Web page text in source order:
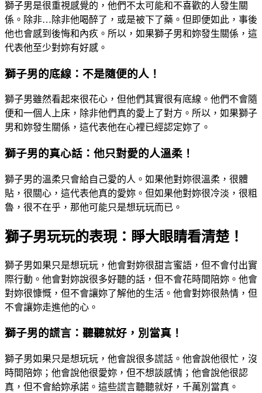
獅子男是很重視感覺的，他們不太可能和不喜歡的人發生關
係。除非…除非他喝醉了，或是被下了藥。但即便如此，事後
他也會感到後悔和內疚。所以，如果獅子男和妳發生關係，這
代表他至少對妳有好感。
獅子男的底線：不是隨便的人！
獅子男雖然看起來很花心，但他們其實很有底線。他們不會隨
便和一個人上床，除非他們真的愛上了對方。所以，如果獅子
男和妳發生關係，這代表他在心裡已經認定妳了。
獅子男的真心話：他只對愛的人溫柔！
獅子男的溫柔只會給自己愛的人。如果他對妳很溫柔，很體
貼，很關心，這代表他真的愛妳。但如果他對妳很冷淡，很粗
魯，很不在乎，那他可能只是想玩玩而已。
獅子男玩玩的表現：睜大眼睛看清楚！
獅子男如果只是想玩玩，他會對妳很甜言蜜語，但不會付出實
際行動。他會對妳說很多好聽的話，但不會花時間陪妳。他會
對妳很慷慨，但不會讓妳了解他的生活。他會對妳很熱情，但
不會讓妳走進他的心。
獅子男的謊言：聽聽就好，別當真！
獅子男如果只是想玩玩，他會說很多謊話。他會說他很忙，沒
時間陪妳；他會說他很愛妳，但不想談感情；他會說他很認
真，但不會給妳承諾。這些謊言聽聽就好，千萬別當真。